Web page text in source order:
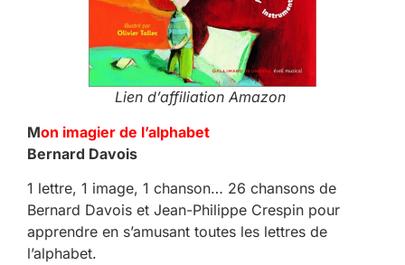
Lien d’affiliation Amazon
Mon imagier de l’alphabet
Bernard Davois
1 lettre, 1 image, 1 chanson… 26 chansons de
Bernard Davois et Jean-Philippe Crespin pour
apprendre en s’amusant toutes les lettres de
l’alphabet.